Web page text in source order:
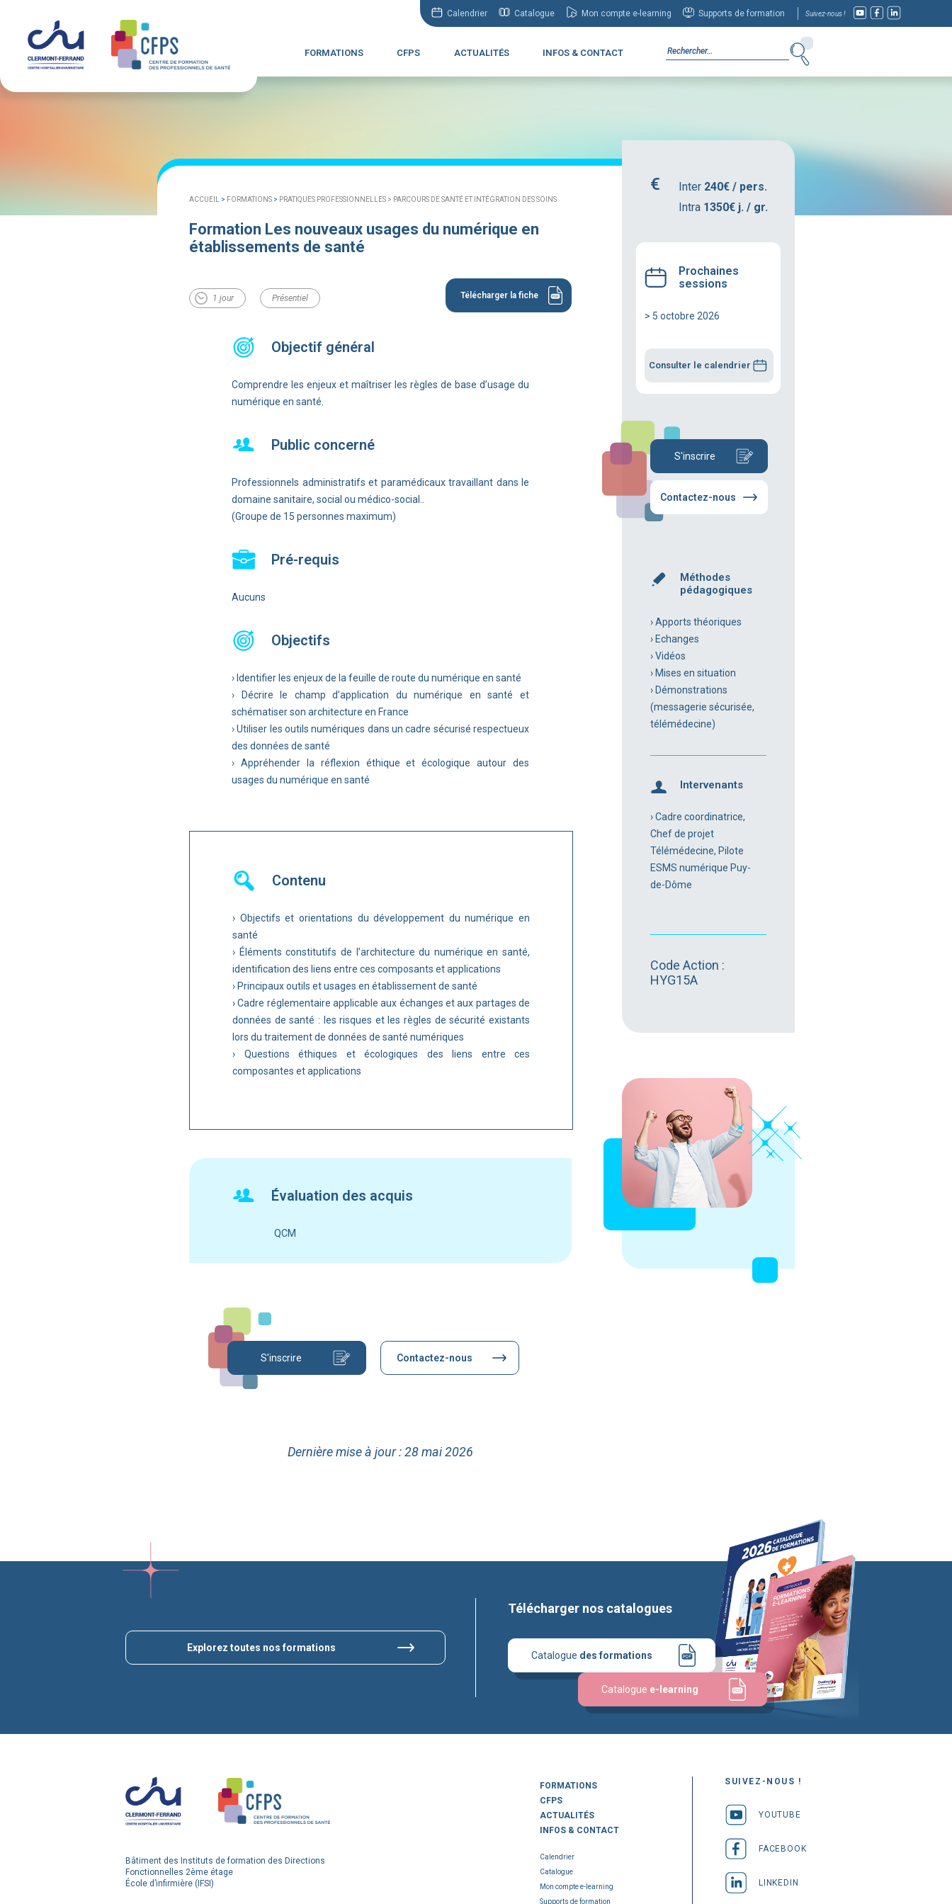
Calendrier Catalogue Mon compte e-learning Supports de formation Suivez-nous !
FORMATIONS CFPS ACTUALITÉS INFOS & CONTACT
ACCUEIL > FORMATIONS > PRATIQUES PROFESSIONNELLES > PARCOURS DE SANTÉ ET INTÉGRATION DES SOINS
Formation Les nouveaux usages du numérique en
établissements de santé
1 jour Présentiel Télécharger la fiche
Objectif général
Comprendre les enjeux et maîtriser les règles de base d’usage du
numérique en santé.
Public concerné
Professionnels administratifs et paramédicaux travaillant dans le
domaine sanitaire, social ou médico-social..
(Groupe de 15 personnes maximum)
Pré-requis
Aucuns
Objectifs
› Identifier les enjeux de la feuille de route du numérique en santé
› Décrire le champ d’application du numérique en santé et
schématiser son architecture en France
› Utiliser les outils numériques dans un cadre sécurisé respectueux
des données de santé
› Appréhender la réflexion éthique et écologique autour des
usages du numérique en santé
Contenu
› Objectifs et orientations du développement du numérique en
santé
› Éléments constitutifs de l’architecture du numérique en santé,
identification des liens entre ces composants et applications
› Principaux outils et usages en établissement de santé
› Cadre réglementaire applicable aux échanges et aux partages de
données de santé : les risques et les règles de sécurité existants
lors du traitement de données de santé numériques
› Questions éthiques et écologiques des liens entre ces
composantes et applications
Évaluation des acquis
QCM
S'inscrire Contactez-nous
Dernière mise à jour : 28 mai 2026
Inter 240€ / pers.
Intra 1350€ j. / gr.
Prochaines
sessions
> 5 octobre 2026
Consulter le calendrier
S'inscrire
Contactez-nous
Méthodes
pédagogiques
› Apports théoriques
› Echanges
› Vidéos
› Mises en situation
› Démonstrations
(messagerie sécurisée,
télémédecine)
Intervenants
› Cadre coordinatrice,
Chef de projet
Télémédecine, Pilote
ESMS numérique Puy-
de-Dôme
Code Action :
HYG15A
Explorez toutes nos formations
Télécharger nos catalogues
Catalogue des formations
Catalogue e-learning
Bâtiment des Instituts de formation des Directions
Fonctionnelles 2ème étage
École d’infirmière (IFSI)
FORMATIONS
CFPS
ACTUALITÉS
INFOS & CONTACT
Calendrier
Catalogue
Mon compte e-learning
Supports de formation
SUIVEZ-NOUS !
YOUTUBE
FACEBOOK
LINKEDIN